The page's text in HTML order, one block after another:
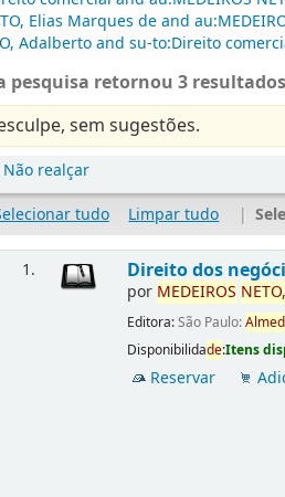
Elias Marques de and
Adalberto and su-to:Direito
pesquisa retornou 3
sem sugestões.
Não realçar
tudo
Limpar tudo |
1. Direito dos
por MEDEIROS NETO,
Editora:São Paulo:
Disponibilidade:Itens
Reservar